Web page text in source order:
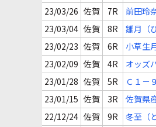
23/03/26 佐賀 7R 前田玲
23/03/04 佐賀 8R 雛月（
23/02/23 佐賀 6R
小草生
(七)
23/02/09 佐賀 4R
オッズ
１ (八)
23/01/28 佐賀 5R Ｃ１－
23/01/15 佐賀 3R 佐賀県
22/12/24 佐賀 9R 冬至（